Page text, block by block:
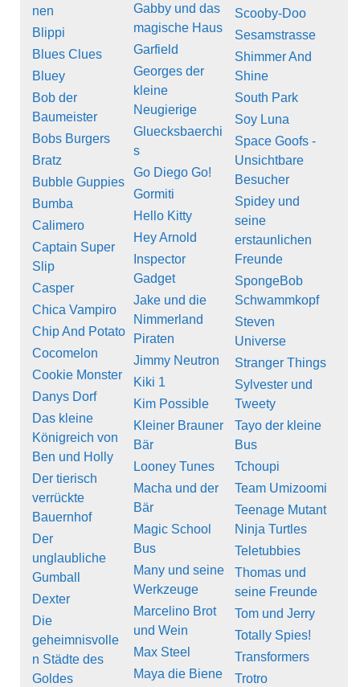
nen
Blippi
Blues Clues
Bluey
Bob der
Baumeister
Bobs Burgers
Bratz
Bubble Guppies
Bumba
Calimero
Captain Super
Slip
Casper
Chica Vampiro
Chip And Potato
Cocomelon
Cookie Monster
Danys Dorf
Das kleine
Königreich von
Ben und Holly
Der tierisch
verrückte
Bauernhof
Der
unglaubliche
Gumball
Dexter
Die
geheimnisvolle
n Städte des
Goldes
Gabby und das
magische Haus
Garfield
Georges der
kleine
Neugierige
Gluecksbaerchi
s
Go Diego Go!
Gormiti
Hello Kitty
Hey Arnold
Inspector
Gadget
Jake und die
Nimmerland
Piraten
Jimmy Neutron
Kiki 1
Kim Possible
Kleiner Brauner
Bär
Looney Tunes
Macha und der
Bär
Magic School
Bus
Many und seine
Werkzeuge
Marcelino Brot
und Wein
Max Steel
Maya die Biene
Scooby-Doo
Sesamstrasse
Shimmer And
Shine
South Park
Soy Luna
Space Goofs -
Unsichtbare
Besucher
Spidey und
seine
erstaunlichen
Freunde
SpongeBob
Schwammkopf
Steven
Universe
Stranger Things
Sylvester und
Tweety
Tayo der kleine
Bus
Tchoupi
Team Umizoomi
Teenage Mutant
Ninja Turtles
Teletubbies
Thomas und
seine Freunde
Tom und Jerry
Totally Spies!
Transformers
Trotro